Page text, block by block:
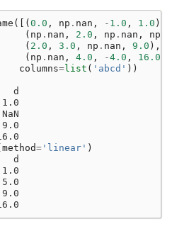
([( 0.0 , np . nan , - 1.0 , 1.0 ),
( np . nan , 2.0 , np . nan , np
( 2.0 , 3.0 , np . nan , 9.0 ),
( np . nan , 4.0 , -4.0 , 16.0
columns=list ( 'abcd' ))
d
method= 'linear' )
d